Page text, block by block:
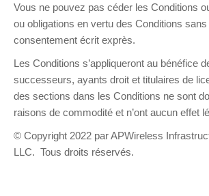
Vous ne pouvez pas céder les Conditions
ou obligations en vertu des Conditions sans
consentement écrit exprès.
Les Conditions s’appliqueront au bénéfice
successeurs, ayants droit et titulaires de
des sections dans les Conditions ne sont
raisons de commodité et n’ont aucun effet
© Copyright 2022 par APWireless
LLC. Tous droits réservés.